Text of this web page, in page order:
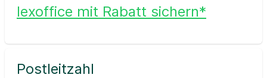
lexoffice mit Rabatt sichern*
Postleitzahl